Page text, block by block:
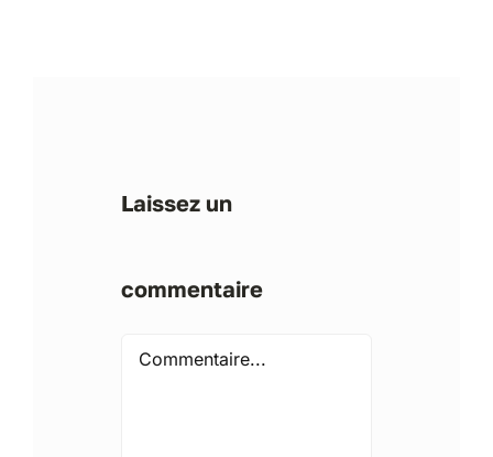
Laissez un
commentaire